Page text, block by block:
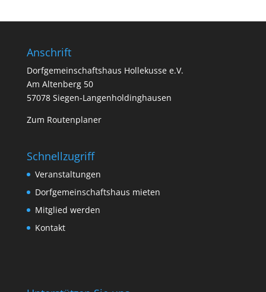
Anschrift
Dorfgemeinschaftshaus Hollekusse e.V.
Am Altenberg 50
57078 Siegen-Langenholdinghausen
Zum Routenplaner
Schnellzugriff
Veranstaltungen
Dorfgemeinschaftshaus mieten
Mitglied werden
Kontakt